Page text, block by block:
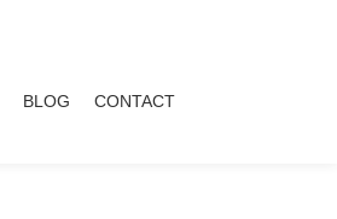
BLOG
CONTACT